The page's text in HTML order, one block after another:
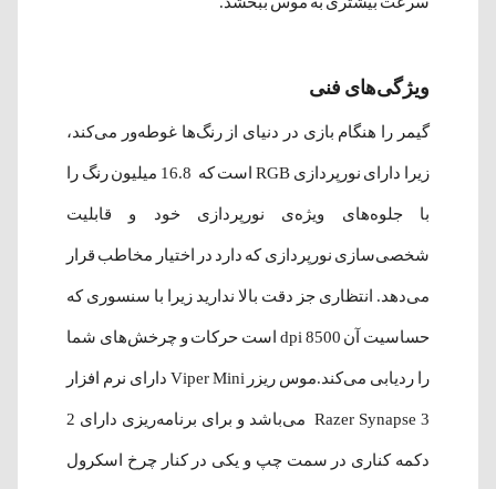
ویژگی‌های فنی
گیمر را هنگام بازی در دنیای از رنگ‌ها غوطه‌ور می‌کند،
زیرا دارای نورپردازی RGB است که 16.8 میلیون رنگ را
با جلوه‌های ویژه‌ی نورپردازی خود و قابلیت
شخصی‌سازی نورپردازی که دارد در اختیار مخاطب قرار
می‌دهد. انتظاری جز دقت بالا ندارید زیرا با سنسوری که
حساسیت آن 8500 dpi است حرکات و چرخش‌های شما
را ردیابی می‌کند.موس ریزر Viper Mini دارای نرم افزار
Razer Synapse 3 می‌باشد و برای برنامه‌ریزی دارای 2
دکمه کناری در سمت چپ و یکی در کنار چرخ اسکرول